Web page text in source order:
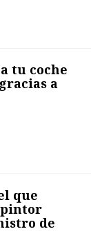
tu coche
a
que
de